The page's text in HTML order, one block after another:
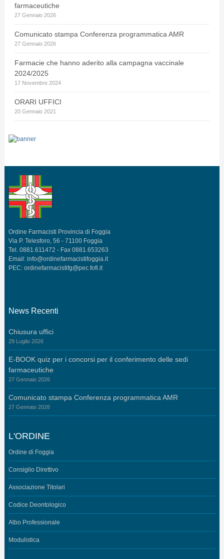
farmaceutiche
27 Gennaio 2026
Comunicato stampa Conferenza programmatica AMR
27 Gennaio 2026
Farmacie che hanno aderito alla campagna vaccinale
2024/2025
17 Novembre 2024
ORARI UFFICI
20 Gennaio 2021
Ordine Farmacisti Provincia di Foggia
Via P. Telesforo, 56 - 71100 Foggia
Tel. 0881.611472 - Fax 0881.653263
Email: info@ordinefarmacistifoggia.it
PEC: ordinefarmacistifg@pec.fofi.it
News Recenti
Chiusura uffici
29 Luglio 2026
E-BOOK quiz per i concorsi per il conferimento delle sedi
farmaceutiche
27 Gennaio 2026
Comunicato stampa Conferenza programmatica AMR
27 Gennaio 2026
L'ORDINE
Ordine di Foggia
Consiglio Direttivo
Associazione Titolari
Codice Deontologico
Albo Professionale
Modulistica